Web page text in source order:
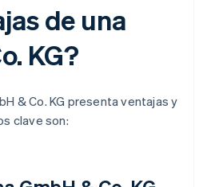
de una
KG?
& Co. KG presenta ventajas y
clave son: